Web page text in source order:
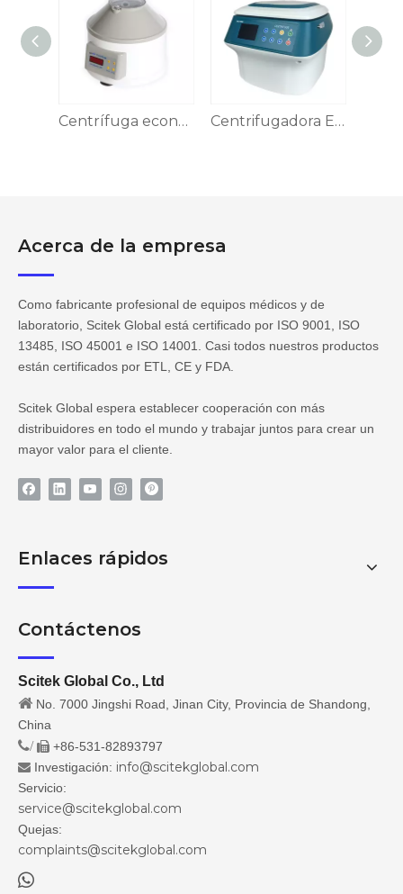
Centrífuga económica de mesa de baja velocidad Centrifugadora Económica de Baja Velocidad CFG-4LEI
Acerca de la empresa
Como fabricante profesional de equipos médicos y de
laboratorio, Scitek Global está certificado por ISO 9001, ISO
13485, ISO 45001 e ISO 14001. Casi todos nuestros productos
están certificados por ETL, CE y FDA.
Scitek Global espera establecer cooperación con más
distribuidores en todo el mundo y trabajar juntos para crear un
mayor valor para el cliente.
Enlaces rápidos
Contáctenos
Scitek Global Co., Ltd
 No. 7000 Jingshi Road, Jinan City, Provincia de Shandong,
China
/  +86-531-82893797
 Investigación: info@scitekglobal.com
Servicio:
service@scitekglobal.com
Quejas:
complaints@scitekglobal.com
